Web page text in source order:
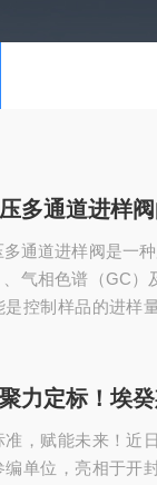
多通道进样
多通道进样阀是一
、气相色谱（GC）
是控制样品的进样
理与传统的进样阀
般由阀体、旋转装
准，赋能未来！近
编单位，亮相于开